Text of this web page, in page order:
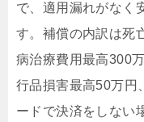
で、適用漏れがなく
す。補償の内訳は死
病治療費用最高300
行品損害最高50万円
ードで決済をしない